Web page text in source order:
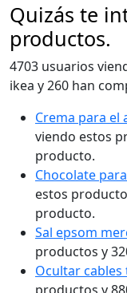
Quizás te
productos.
4703 usuarios
ikea y 260 han
Crema para el
viendo estos
producto.
Chocolate
estos
producto.
Sal epsom
productos y
Ocultar cables